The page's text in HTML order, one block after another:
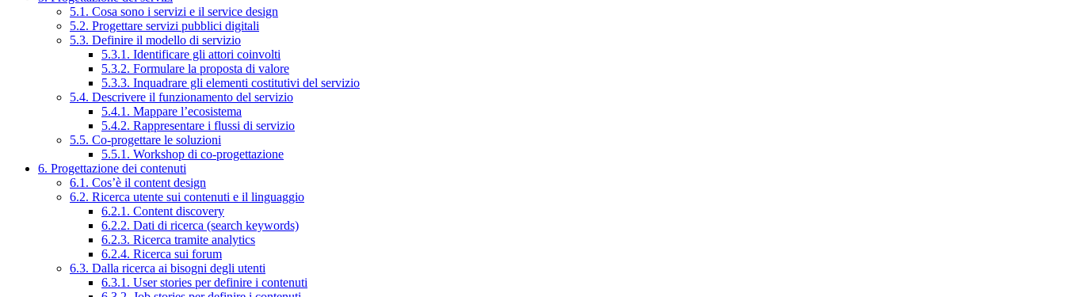
5.1. Cosa sono i servizi e il service design
5.2. Progettare servizi pubblici digitali
5.3. Definire il modello di servizio
5.3.1. Identificare gli attori coinvolti
5.3.2. Formulare la proposta di valore
5.3.3. Inquadrare gli elementi costitutivi del servizio
5.4. Descrivere il funzionamento del servizio
5.4.1. Mappare l’ecosistema
5.4.2. Rappresentare i flussi di servizio
5.5. Co-progettare le soluzioni
5.5.1. Workshop di co-progettazione
6. Progettazione dei contenuti
6.1. Cos’è il content design
6.2. Ricerca utente sui contenuti e il linguaggio
6.2.1. Content discovery
6.2.2. Dati di ricerca (search keywords)
6.2.3. Ricerca tramite analytics
6.2.4. Ricerca sui forum
6.3. Dalla ricerca ai bisogni degli utenti
6.3.1. User stories per definire i contenuti